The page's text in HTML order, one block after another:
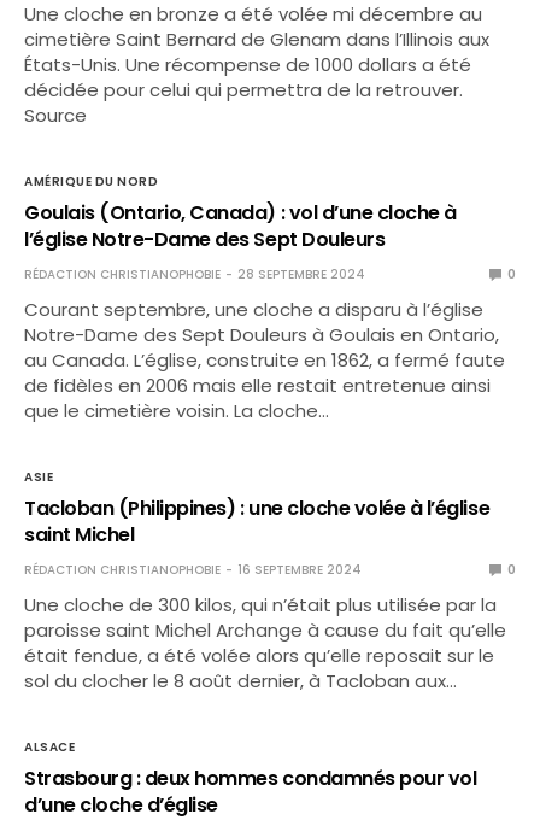
Une cloche en bronze a été volée mi décembre au
cimetière Saint Bernard de Glenam dans l’Illinois aux
États-Unis. Une récompense de 1000 dollars a été
décidée pour celui qui permettra de la retrouver.
Source
AMÉRIQUE DU NORD
Goulais (Ontario, Canada) : vol d’une cloche à
l’église Notre-Dame des Sept Douleurs
RÉDACTION CHRISTIANOPHOBIE 28 SEPTEMBRE 2024 0
Courant septembre, une cloche a disparu à l’église
Notre-Dame des Sept Douleurs à Goulais en Ontario,
au Canada. L’église, construite en 1862, a fermé faute
de fidèles en 2006 mais elle restait entretenue ainsi
que le cimetière voisin. La cloche…
ASIE
Tacloban (Philippines) : une cloche volée à l’église
saint Michel
RÉDACTION CHRISTIANOPHOBIE 16 SEPTEMBRE 2024 0
Une cloche de 300 kilos, qui n’était plus utilisée par la
paroisse saint Michel Archange à cause du fait qu’elle
était fendue, a été volée alors qu’elle reposait sur le
sol du clocher le 8 août dernier, à Tacloban aux…
ALSACE
Strasbourg : deux hommes condamnés pour vol
d’une cloche d’église